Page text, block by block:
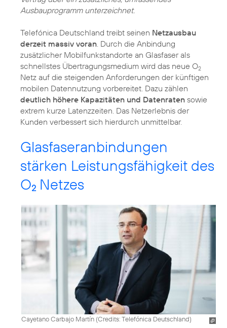
Ausbauprogramm unterzeichnet.
Telefónica Deutschland treibt seinen Netzausbau
derzeit massiv voran . Durch die Anbindung
zusätzlicher Mobilfunkstandorte an Glasfaser als
schnellstes Übertragungsmedium wird das neue O2
Netz auf die steigenden Anforderungen der künftigen
mobilen Datennutzung vorbereitet. Dazu zählen
deutlich höhere Kapazitäten und Datenraten sowie
extrem kurze Latenzzeiten. Das Netzerlebnis der
Kunden verbessert sich hierdurch unmittelbar.
Glasfaseranbindungen
stärken Leistungsfähigkeit des
O2 Netzes
Cayetano Carbajo Martín (Credits: Telefónica Deutschland)